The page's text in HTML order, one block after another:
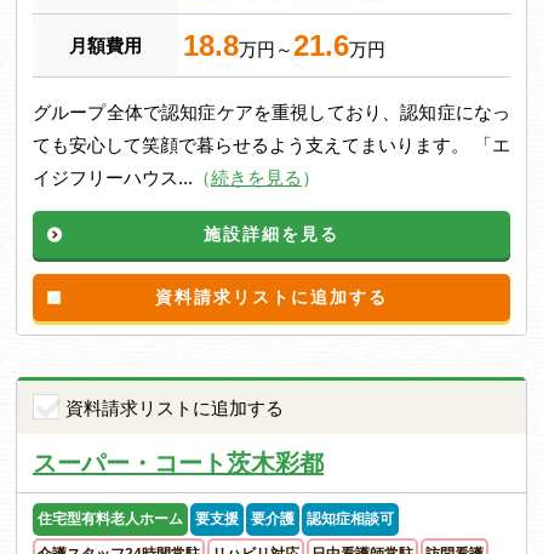
月額費用 18.8万円～21.6万円
グループ全体で認知症ケアを重視しており、認知症になっ
ても安心して笑顔で暮らせるよう支えてまいります。 「エ
イジフリーハウス... （続きを見る ）
施設詳細を見る
資料請求リストに追加する
資料請求リストに追加する
スーパー・コート茨木彩都
住宅型有料老人ホーム 要支援 要介護 認知症相談可